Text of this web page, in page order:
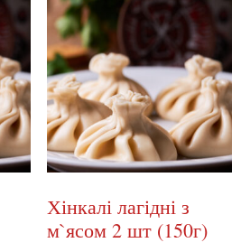
Хінкалі лагідні з
м`ясом 2 шт (150г)